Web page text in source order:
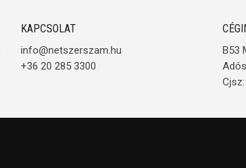
KAPCSOLAT
info@netszerszam.hu
+36 20 285 3300
B53